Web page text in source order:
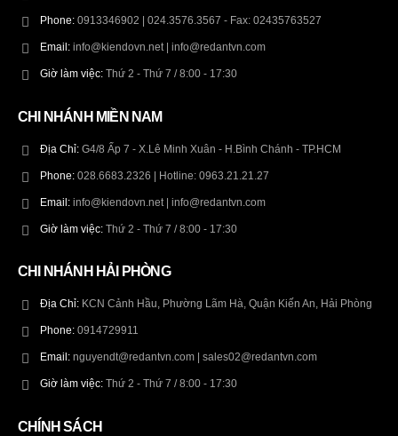
Phone: 0913346902 | 024.3576.3567 - Fax: 02435763527
Email: info@kiendovn.net | info@redantvn.com
Giờ làm việc: Thứ 2 - Thứ 7 / 8:00 - 17:30
CHI NHÁNH MIỀN NAM
Địa Chỉ: G4/8 Ấp 7 - X.Lê Minh Xuân - H.Bình Chánh - TP.HCM
Phone: 028.6683.2326 | Hotline: 0963.21.21.27
Email: info@kiendovn.net | info@redantvn.com
Giờ làm việc: Thứ 2 - Thứ 7 / 8:00 - 17:30
CHI NHÁNH HẢI PHÒNG
Địa Chỉ: KCN Cảnh Hầu, Phường Lãm Hà, Quận Kiến An, Hải Phòng
Phone: 0914729911
Email: nguyendt@redantvn.com | sales02@redantvn.com
Giờ làm việc: Thứ 2 - Thứ 7 / 8:00 - 17:30
CHÍNH SÁCH